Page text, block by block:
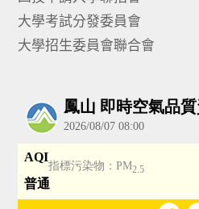
大學考試分發委員會
大學招生委員會聯合會